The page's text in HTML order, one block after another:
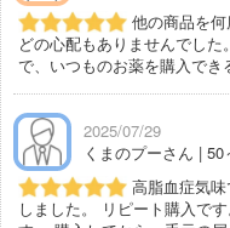
他の商品を
どの心配もありませんでし
で、いつものお薬を購入でき
2025/07/29
くまのプーさん |
高脂血症気
しました。 リピート購入で